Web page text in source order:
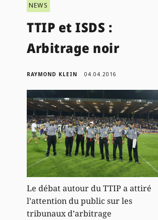
NEWS
TTIP et ISDS :
Arbitrage noir
RAYMOND KLEIN 04.04.2016
Le débat autour du TTIP a attiré
l’attention du public sur les
tribunaux d’arbitrage